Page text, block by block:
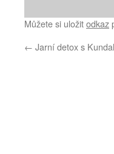
Můžete si uložitodkaz
← Jarní detox s